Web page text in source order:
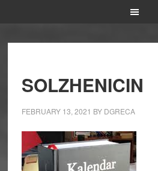
SOLZHENICIN
FEBRUARY 13, 2021 BY DGRECA